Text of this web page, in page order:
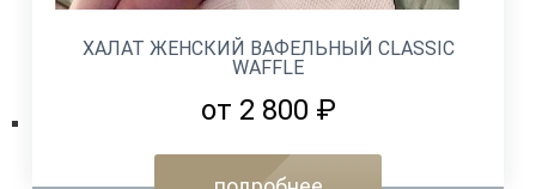
ХАЛАТ ЖЕНСКИЙ ВАФЕЛЬНЫЙ CLASSIC
WAFFLE
от 2 800 ₽